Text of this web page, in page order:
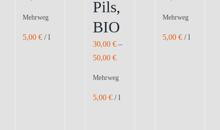
Mehrweg
5,00 € /l
Pils,
BIO
30,00 €–
50,00 €
Mehrweg
5,00 €/l
Mehrweg
5,00€ /l